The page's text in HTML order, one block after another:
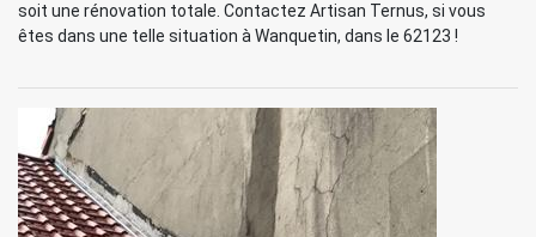
soit une rénovation totale. Contactez Artisan Ternus, si vous
êtes dans une telle situation à Wanquetin, dans le 62123 !